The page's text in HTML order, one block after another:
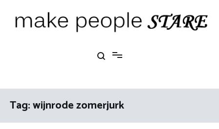
Tag:wijnrode zomerjurk